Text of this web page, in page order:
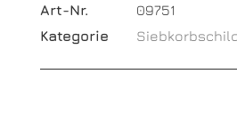
Art-Nr.
09751
Kategorie